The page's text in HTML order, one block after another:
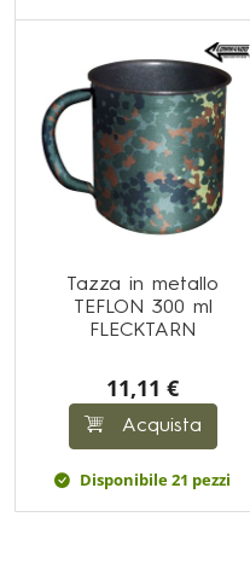
Tazza in metallo
TEFLON 300 ml
FLECKTARN
11,11 €
Acquista
Disponibile 21 pezzi